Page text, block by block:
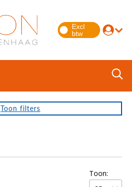
Toon filters
Toon: